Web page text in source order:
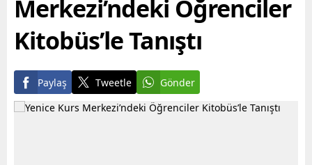
Büyükşehir...
Merkezi’ndeki Öğrenciler
Kitobüs’le Tanıştı
Paylaş Tweetle Gönder